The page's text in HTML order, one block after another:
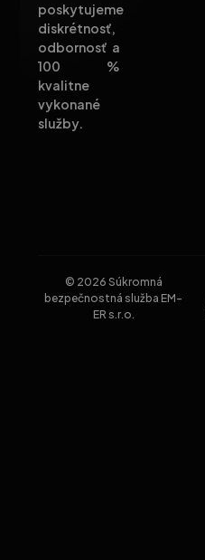
poskytujeme
diskrétnosť,
odbornosť a
100 %
kvalitne
vykonané
služby.
© 2026 Súkromná
bezpečnostná služba EM-
ER s.r.o.